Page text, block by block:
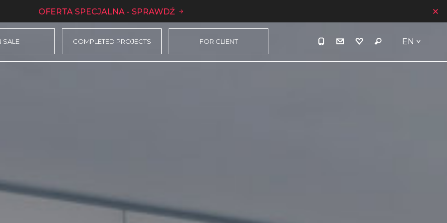
OFERTA SPECJALNA - SPRAWDŹ
SALE COMPLETED PROJECTS FOR CLIENT EN